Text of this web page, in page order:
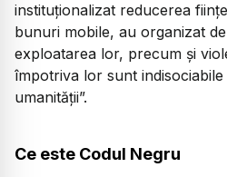
instituționalizat reducerea
bunuri mobile, au organizat
exploatarea lor, precum și
împotriva lor sunt
umanității”.
Ce este Codul Negru